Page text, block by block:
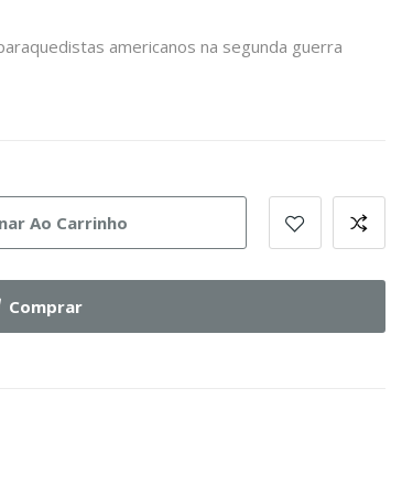
americanos na segunda guerra
Ao Carrinho
Comprar